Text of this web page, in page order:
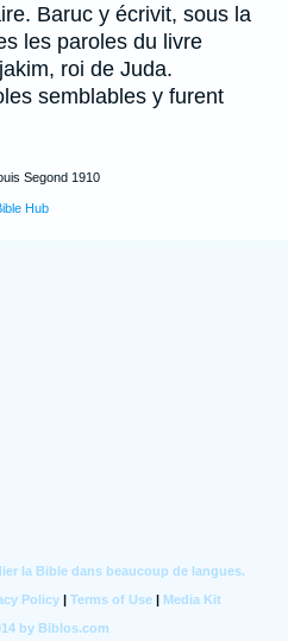
Baruc y écrivit, sous la
les paroles du livre
roi de Juda.
semblables y furent
Segond 1910
Hub